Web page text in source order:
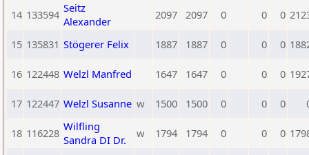
14 133594 Seitz
Alexander
2097 2097 0 0 0
15 135831 Stögerer Felix 1887 1887 0 0 0
16 122448 Welzl Manfred 1647 1647 0 0 0
17 122447 Welzl Susanne w 1500 1500 0 0 0
18 116228 Wilfling
Sandra DI Dr.
w 1794 1794 0 0 0